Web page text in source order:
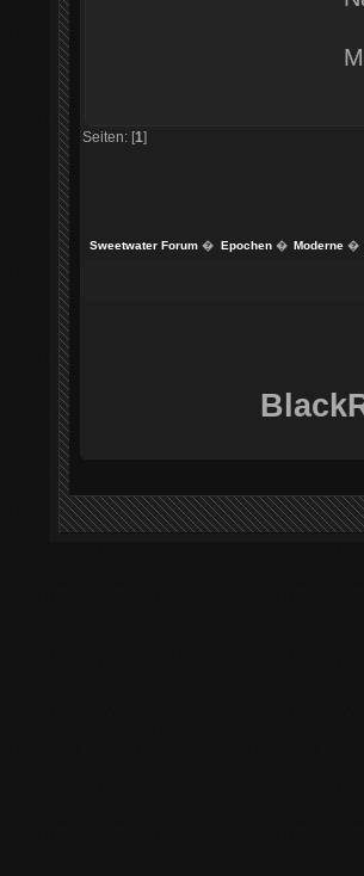
Seiten: [1]
Sweetwater Forum � Epochen� Moderne�